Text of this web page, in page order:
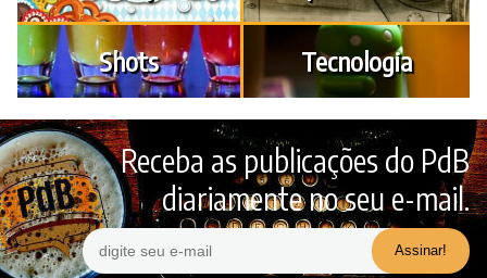
Shots Tecnologia
Receba as publicações do PdB
diariamente no seu e-mail.